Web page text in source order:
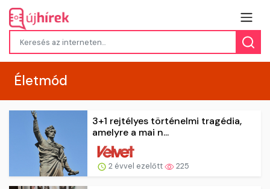
Életmód
3+1 rejtélyes történelmi tragédia,
amelyre a mai n...
2 évvel ezelőtt 225